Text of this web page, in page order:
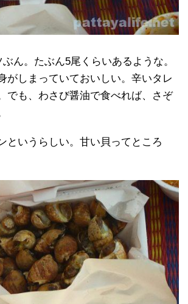
ん。たぶん5尾くらいあるような。
がしまっていておいしい。辛いタレ
でも、わさび醤油で食べれば、さぞ
というらしい。甘い貝ってところ